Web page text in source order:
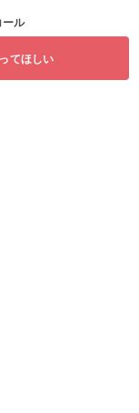
ール
てほしい